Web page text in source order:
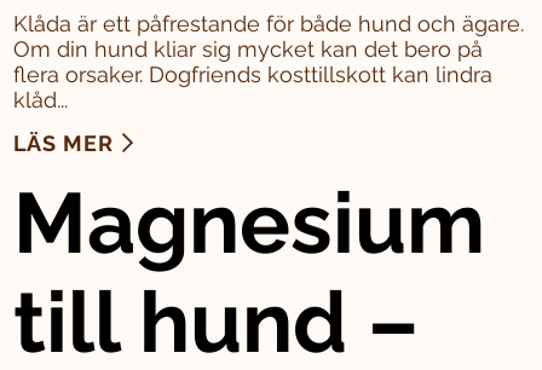
Klåda är ett påfrestande för både hund och ägare.
Om din hund kliar sig mycket kan det bero på
flera orsaker. Dogfriends kosttillskott kan lindra
klåd...
LÄS MER
Magnesium
till hund –